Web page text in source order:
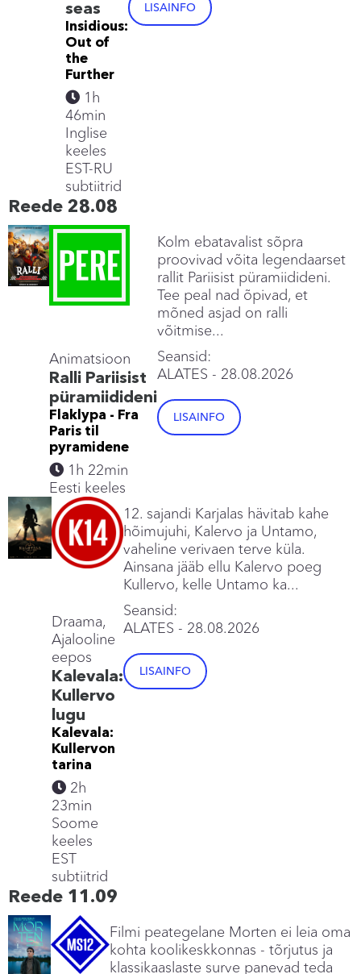
LISAINFO
seas
Insidious:
Out of
the
Further
1h
46min
Inglise
keeles
EST-RU
subtiitrid
Reede 28.08
Kolm ebatavalist sõpra
proovivad võita legendaarset
rallit Pariisist püramiidideni.
Tee peal nad õpivad, et
mõned asjad on ralli
võitmise...
Seansid:
ALATES - 28.08.2026
LISAINFO
Animatsioon
Ralli Pariisist
püramiidideni
Flaklypa - Fra
Paris til
pyramidene
1h 22min
Eesti keeles
12. sajandi Karjalas hävitab kahe
hõimujuhi, Kalervo ja Untamo,
vaheline verivaen terve küla.
Ainsana jääb ellu Kalervo poeg
Kullervo, kelle Untamo ka...
Seansid:
ALATES - 28.08.2026
LISAINFO
Draama,
Ajalooline
eepos
Kalevala:
Kullervo
lugu
Kalevala:
Kullervon
tarina
2h
23min
Soome
keeles
EST
subtiitrid
Reede 11.09
Filmi peategelane Morten ei leia oma
kohta koolikeskkonnas - tõrjutus ja
klassikaaslaste surve panevad teda